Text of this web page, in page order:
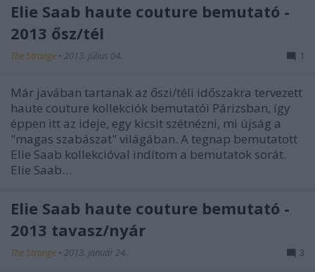
Elie Saab haute couture bemutató -
2013 ősz/tél
The Strange • 2013. július 04. 1
Már javában tartanak az őszi/téli időszakra tervezett
haute couture kollekciók bemutatói Párizsban, így
éppen itt az ideje, egy kicsit szétnézni, mi újság a
"magas szabászat" világában. A tegnap bemutatott
Elie Saab kollekcióval indítom a bemutatok sorát.
Elie Saab…
Elie Saab haute couture bemutató -
2013 tavasz/nyár
The Strange • 2013. január 24. 3